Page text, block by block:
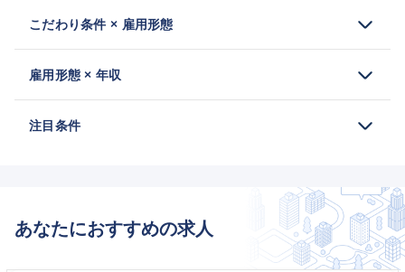
こだわり条件 × 雇用形態
雇用形態 × 年収
注目条件
あなたにおすすめの求人